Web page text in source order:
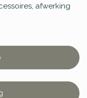
afwerking